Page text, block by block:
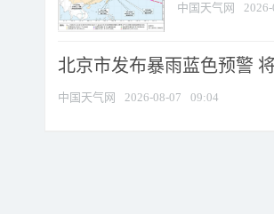
中国天气网
北京市发布暴雨蓝色预警
中国天气网 2026-08-07 09:04